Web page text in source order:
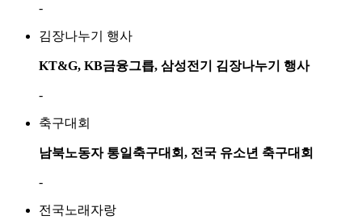
-
김장나누기 행사
KT&G, KB금융그릅, 삼성전기 김장나누기 행사
-
축구대회
남북노동자 통일축구대회, 전국 유소년 축구대회
-
전국노래자랑